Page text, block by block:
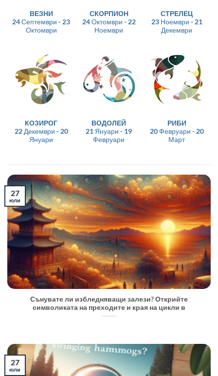
ВЕЗНИ
24 Септември - 23
Октомври
СКОРПИОН
24 Октомври - 22
Ноември
СТРЕЛЕЦ
23 Ноември - 21
Декември
КОЗИРОГ
22 Декември - 20
Януари
ВОДОЛЕЙ
21 Януари - 19
Февруари
РИБИ
20 Февруари - 20
Март
Сънувате ли избледняващи залези? Открийте
символиката на преходите и края на цикли в
27
юли
27
юли